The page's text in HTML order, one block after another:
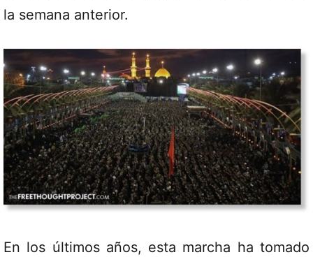
la semana anterior.
En los últimos años, esta marcha ha tomado